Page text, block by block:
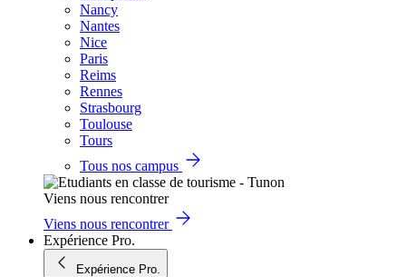
Nancy
Nantes
Nice
Paris
Reims
Rennes
Strasbourg
Toulouse
Tours
Tous nos campus
Viens nous rencontrer
Viens nous rencontrer
Expérience Pro.
Expérience Pro.